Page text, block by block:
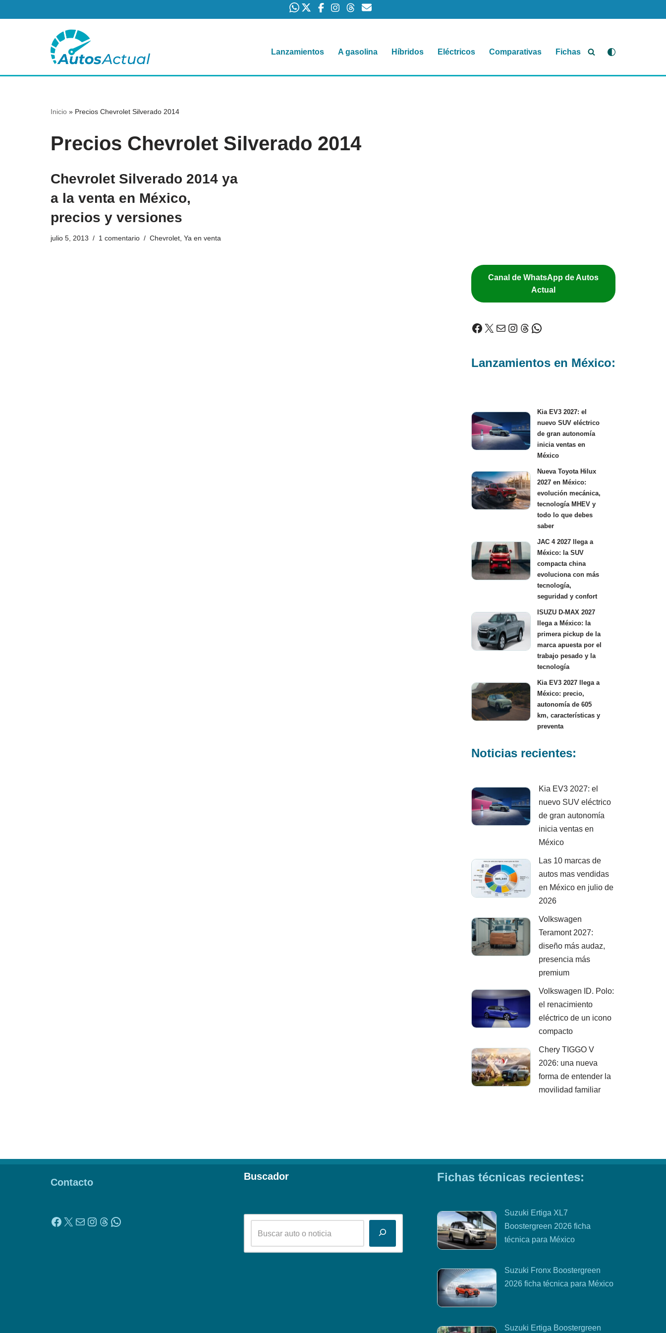
contenido
Lanzamientos A gasolina Híbridos Eléctricos Comparativas Fichas
Inicio » Precios Chevrolet Silverado 2014
Precios Chevrolet Silverado 2014
Chevrolet Silverado 2014 ya
a la venta en México,
precios y versiones
julio 5, 2013 1 comentario Chevrolet, Ya en venta
Canal de WhatsApp de Autos
Actual
Lanzamientos en México:
Kia EV3 2027: el
nuevo SUV eléctrico
de gran autonomía
inicia ventas en
México
Nueva Toyota Hilux
2027 en México:
evolución mecánica,
tecnología MHEV y
todo lo que debes
saber
JAC 4 2027 llega a
México: la SUV
compacta china
evoluciona con más
tecnología,
seguridad y confort
ISUZU D-MAX 2027
llega a México: la
primera pickup de la
marca apuesta por el
trabajo pesado y la
tecnología
Kia EV3 2027 llega a
México: precio,
autonomía de 605
km, características y
preventa
Noticias recientes:
Kia EV3 2027: el
nuevo SUV eléctrico
de gran autonomía
inicia ventas en
México
Las 10 marcas de
autos mas vendidas
en México en julio de
2026
Volkswagen
Teramont 2027:
diseño más audaz,
presencia más
premium
Volkswagen ID. Polo:
el renacimiento
eléctrico de un icono
compacto
Chery TIGGO V
2026: una nueva
forma de entender la
movilidad familiar
Contacto
Buscador Fichas técnicas recientes:
Suzuki Ertiga XL7
Boostergreen 2026 ficha
técnica para México
Suzuki Fronx Boostergreen
2026 ficha técnica para México
Suzuki Ertiga Boostergreen